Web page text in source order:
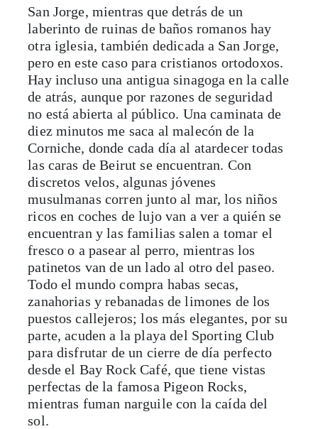
San Jorge, mientras que detrás de un
laberinto de ruinas de baños romanos hay
otra iglesia, también dedicada a San Jorge,
pero en este caso para cristianos ortodoxos.
Hay incluso una antigua sinagoga en la calle
de atrás, aunque por razones de seguridad
no está abierta al público. Una caminata de
diez minutos me saca al malecón de la
Corniche, donde cada día al atardecer todas
las caras de Beirut se encuentran. Con
discretos velos, algunas jóvenes
musulmanas corren junto al mar, los niños
ricos en coches de lujo van a ver a quién se
encuentran y las familias salen a tomar el
fresco o a pasear al perro, mientras los
patinetos van de un lado al otro del paseo.
Todo el mundo compra habas secas,
zanahorias y rebanadas de limones de los
puestos callejeros; los más elegantes, por su
parte, acuden a la playa del Sporting Club
para disfrutar de un cierre de día perfecto
desde el Bay Rock Café, que tiene vistas
perfectas de la famosa Pigeon Rocks,
mientras fuman narguile con la caída del
sol.